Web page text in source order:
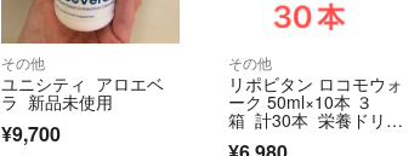
その他
ユニシティ アロエベ
ラ 新品未使用
¥9,700
その他
リポビタン ロコモウォ
ーク 50ml×10本 ３
箱 計30本 栄養ドリン